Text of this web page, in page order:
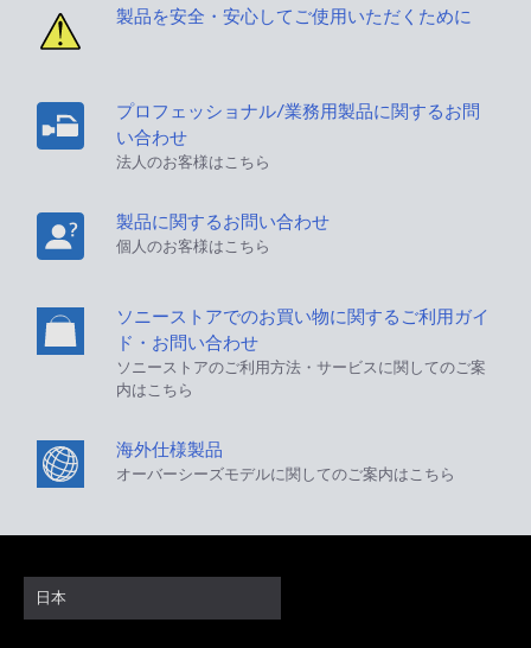
製品を安全・安心してご使用いただくために
プロフェッショナル/業務用製品に関するお問
い合わせ
法人のお客様はこちら
製品に関するお問い合わせ
個人のお客様はこちら
ソニーストアでのお買い物に関するご利用ガイ
ド・お問い合わせ
ソニーストアのご利用方法・サービスに関してのご案
内はこちら
海外仕様製品
オーバーシーズモデルに関してのご案内はこちら
日本